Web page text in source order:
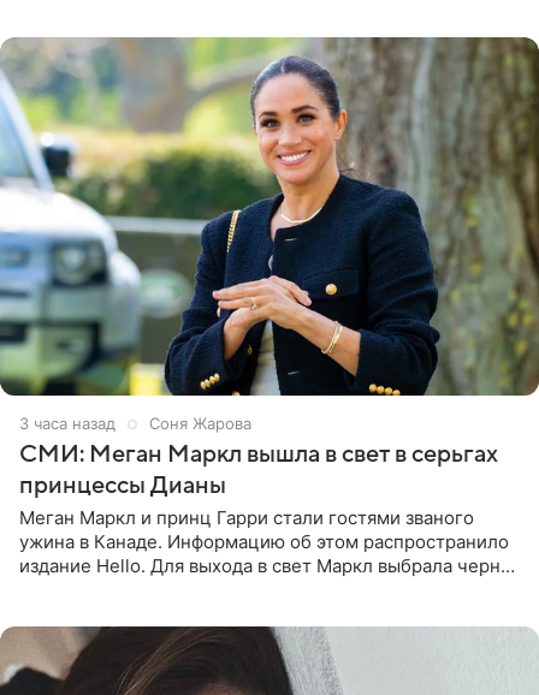
3 часа назад Соня Жарова
СМИ: Меган Маркл вышла в свет в серьгах
принцессы Дианы
Меган Маркл и принц Гарри стали гостями званого
ужина в Канаде. Информацию об этом распространило
издание Hello. Для выхода в свет Маркл выбрала черное